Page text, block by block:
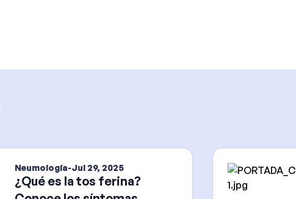
Neumología-Jul 29, 2025
¿Qué es la tos ferina?